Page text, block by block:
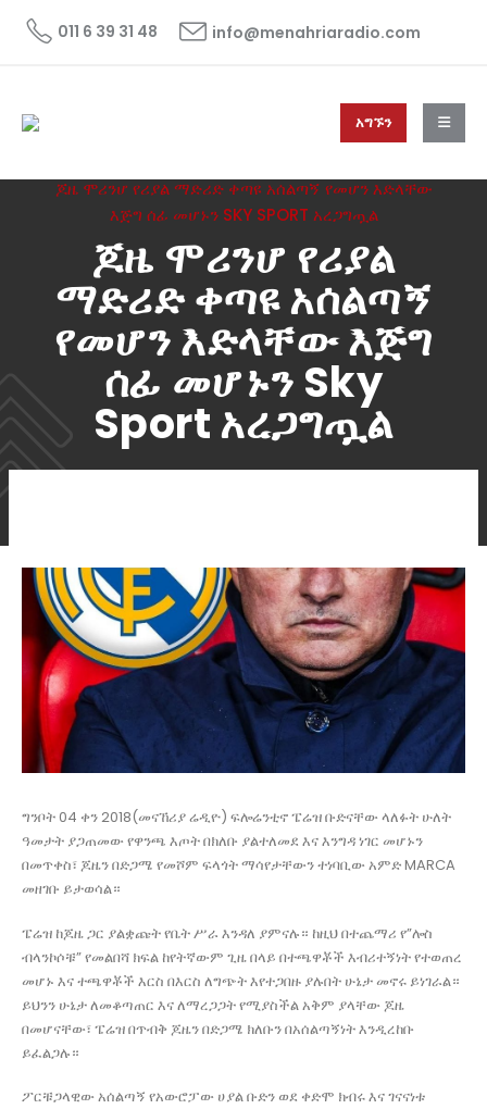
011 6 39 31 48 info@menahriaradio.com
አግኙን
ጆዜ ሞሪንሆ የሪያል ማድሪድ ቀጣዩ አሰልጣኝ የመሆን እድላቸው
እጅግ ሰፊ መሆኑን SKY SPORT አረጋግጧል
ጆዜ ሞሪንሆ የሪያል
ማድሪድ ቀጣዩ አሰልጣኝ
የመሆን እድላቸው እጅግ
ሰፊ መሆኑን Sky
Sport አረጋግጧል
ግንቦት 04 ቀን 2018(መናኸሪያ ሬዲዮ) ፍሎሬንቲኖ ፔሬዝ ቡድናቸው ላለፉት ሁለት
ዓመታት ያጋጠመው የዋንጫ እጦት በክለቡ ያልተለመደ እና እንግዳ ነገር መሆኑን
በመጥቀስ፣ ጆዜን በድጋሜ የመሾም ፍላጎት ማሳየታቸውን ተነባቢው አምድ MARCA
መዘገቡ ይታወሳል።
ፔሬዝ ከጆዜ ጋር ያልቋጩት የቤት ሥራ እንዳለ ያምናሉ። ከዚህ በተጨማሪ የ”ሎስ
ብላንኮሶቹ” የመልበሻ ክፍል ከየትኛውም ጊዜ በላይ በተጫዋቾች እብሪተኝነት የተወጠረ
መሆኑ እና ተጫዋቾች እርስ በእርስ ለግጭት እየተጋበዙ ያሉበት ሁኔታ መኖሩ ይነገራል።
ይህንን ሁኔታ ለመቆጣጠር እና ለማረጋጋት የሚያስችል አቅም ያላቸው ጆዜ
በመሆናቸው፣ ፔሬዝ በጥብቅ ጆዜን በድጋሜ ክለቡን በአሰልጣኝነት እንዲረከቡ
ይፈልጋሉ።
ፖርቹጋላዊው አሰልጣኝ የአውሮፓው ሀያል ቡድን ወደ ቀድሞ ክብሩ እና ገናናነቱ